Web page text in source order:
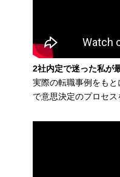
2社内定で迷った私が
実際の転職事例をも
で意思決定のプロセス